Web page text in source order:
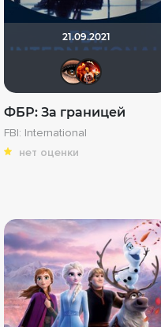
21.09.2021
ФБР: За границей
FBI: International
нет оценки